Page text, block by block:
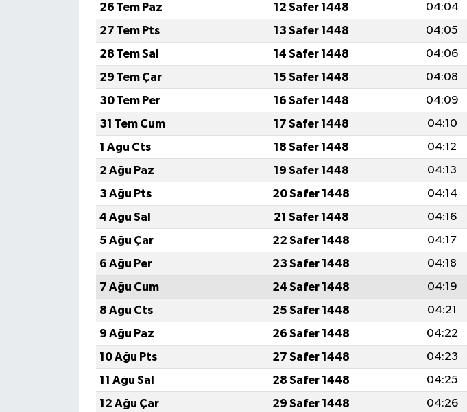
26 Tem Paz
12 Safer 1448 04:04
27 Tem Pts
13 Safer 1448 04:05
28 Tem Sal
14 Safer 1448 04:06
29 Tem Çar
15 Safer 1448 04:08
30 Tem Per
16 Safer 1448 04:09
31 Tem Cum
17 Safer 1448 04:10
1 Ağu Cts
18 Safer 1448 04:12
2 Ağu Paz
19 Safer 1448 04:13
3 Ağu Pts
20 Safer 1448 04:14
4 Ağu Sal
21 Safer 1448 04:16
5 Ağu Çar
22 Safer 1448 04:17
6 Ağu Per
23 Safer 1448 04:18
7 Ağu Cum
24 Safer 1448 04:19
8 Ağu Cts
25 Safer 1448 04:21
9 Ağu Paz
26 Safer 1448 04:22
10 Ağu Pts
27 Safer 1448 04:23
11 Ağu Sal
28 Safer 1448 04:25
12 Ağu Çar
29 Safer 1448 04:26
Vefat Haberleri